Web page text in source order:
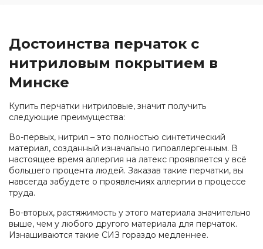
Достоинства перчаток с
нитриловым покрытием в
Минске
Купить перчатки нитриловые, значит получить
следующие преимущества:
Во-первых, нитрил – это полностью синтетический
материал, созданный изначально гипоаллергенным. В
настоящее время аллергия на латекс проявляется у всё
большего процента людей. Заказав такие перчатки, вы
навсегда забудете о проявлениях аллергии в процессе
труда.
Во-вторых, растяжимость у этого материала значительно
выше, чем у любого другого материала для перчаток.
Изнашиваются такие СИЗ гораздо медленнее.